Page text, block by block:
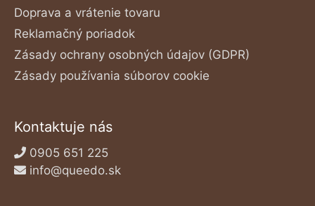
Doprava a vrátenie tovaru
Reklamačný poriadok
Zásady ochrany osobných údajov (GDPR)
Zásady používania súborov cookie
Kontaktuje nás
0905 651 225
info@queedo.sk